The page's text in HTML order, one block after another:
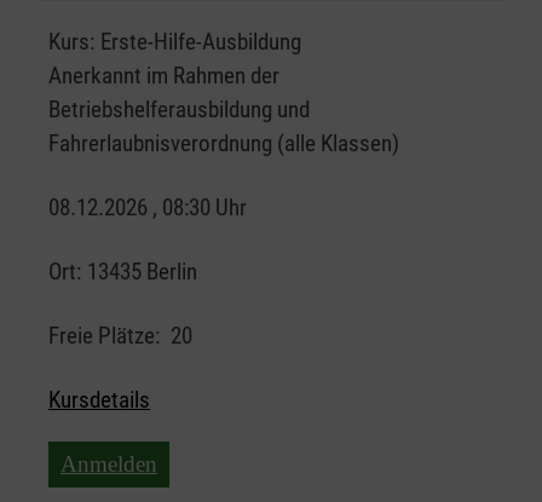
Kurs: Erste-Hilfe-Ausbildung
Anerkannt im Rahmen der
Betriebshelferausbildung und
Fahrerlaubnisverordnung (alle Klassen)
08.12.2026 , 08:30 Uhr
Ort: 13435 Berlin
Freie Plätze: 20
Kursdetails
Anmelden